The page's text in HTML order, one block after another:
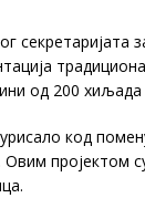
секретаријата
од 200 хиљада
код
Овим